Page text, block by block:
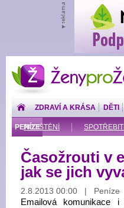
ŽenyproŽeny.cz
ZDRAVÍ A KRÁSA DĚTI
PENÍZE
POJIŠTĚNÍ
Časožrouti v
jak se jich
2.8.2013 00:00 | Peníze
Emailová